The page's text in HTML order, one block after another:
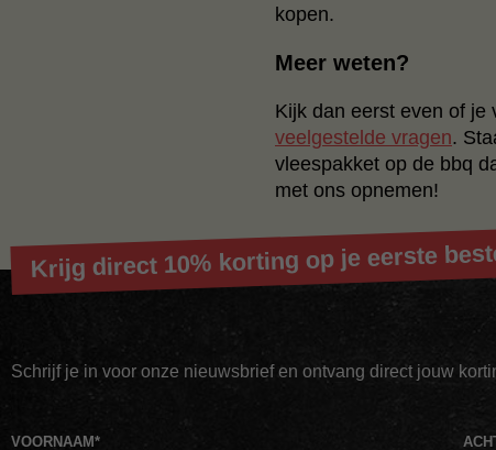
kopen.
Meer weten?
Kijk dan eerst even of je
veelgestelde vragen.
vleespakket op de bbq
met ons opnemen!
Krijg direct 10% korting op je eerste
Schrijf je in voor onze nieuwsbrief en ontvang direct jouw
VOORNAAM*